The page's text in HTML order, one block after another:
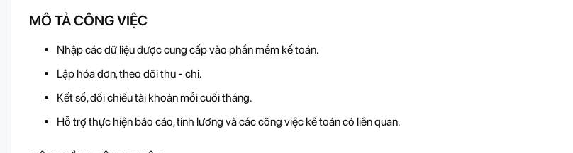
MÔ TẢ CÔNG VIỆC
Nhập các dữ liệu được cung cấp vào phần mềm kế toán.
Lập hóa đơn, theo dõi thu - chi.
Kết sổ, đối chiếu tài khoản mỗi cuối tháng.
Hỗ trợ thực hiện báo cáo, tính lương và các công việc kế toán có liên quan.